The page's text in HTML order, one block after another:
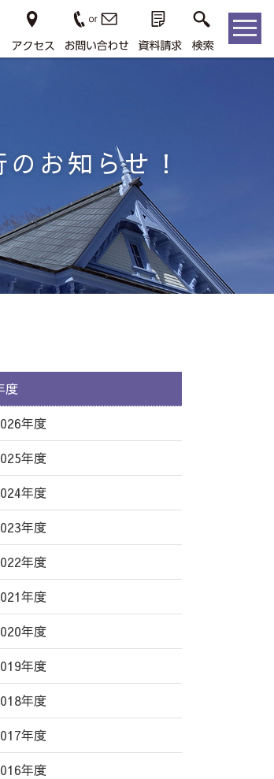
お知らせ！
度
年度
年度
年度
年度
年度
年度
年度
年度
年度
年度
年度